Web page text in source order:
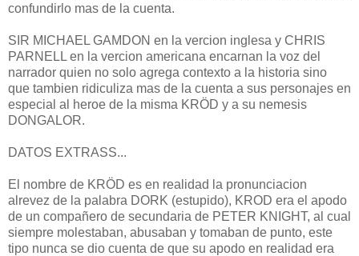
confundirlo mas de la cuenta.
SIR MICHAEL GAMDON en la vercion inglesa y CHRIS
PARNELL en la vercion americana encarnan la voz del
narrador quien no solo agrega contexto a la historia sino
que tambien ridiculiza mas de la cuenta a sus personajes en
especial al heroe de la misma KRÖD y a su nemesis
DONGALOR.
DATOS EXTRASS...
El nombre de KRÖD es en realidad la pronunciacion
alrevez de la palabra DORK (estupido), KROD era el apodo
de un compañero de secundaria de PETER KNIGHT, al cual
siempre molestaban, abusaban y tomaban de punto, este
tipo nunca se dio cuenta de que su apodo en realidad era